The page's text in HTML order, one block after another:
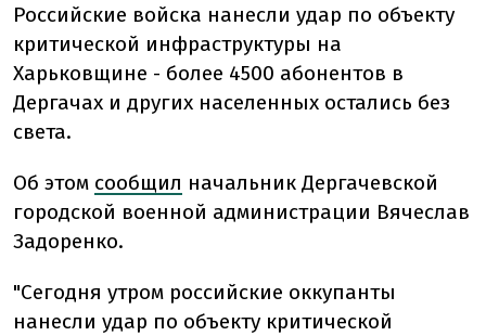
Российские войска нанесли удар по объекту
критической инфраструктуры на
Харьковщине - более 4500 абонентов в
Дергачах и других населенных остались без
света.
Об этом сообщил начальник Дергачевской
городской военной администрации Вячеслав
Задоренко.
"Сегодня утром российские оккупанты
нанесли удар по объекту критической